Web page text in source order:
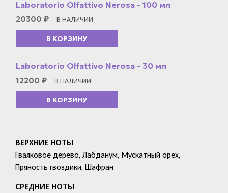
Laboratorio Olfattivo Nerosa - 100 мл
20300 ₽ В НАЛИЧИИ
В КОРЗИНУ
Laboratorio Olfattivo Nerosa - 30 мл
12200 ₽ В НАЛИЧИИ
В КОРЗИНУ
ВЕРХНИЕ НОТЫ
Гваяковое дерево, Лабданум, Мускатный орех,
Пряность гвоздики, Шафран
СРЕДНИЕ НОТЫ